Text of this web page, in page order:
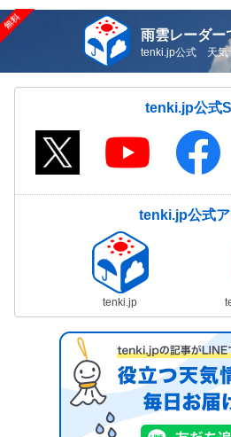
雨雲レーダー
tenki.jp公式 天気
tenki.jp公式
tenki.jp公式ア
tenki.jp